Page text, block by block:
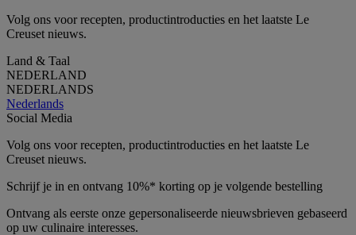
Volg ons voor recepten, productintroducties en het laatste Le
Creuset nieuws.
Land & Taal
NEDERLAND
NEDERLANDS
Nederlands
Social Media
Volg ons voor recepten, productintroducties en het laatste Le
Creuset nieuws.
Schrijf je in en ontvang 10%* korting op je volgende bestelling
Ontvang als eerste onze gepersonaliseerde nieuwsbrieven gebaseerd
op uw culinaire interesses.